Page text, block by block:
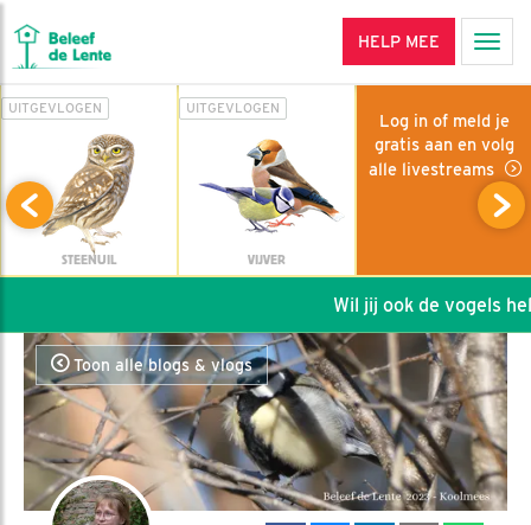
HELP MEE
UITGEVLOGEN
STEENUIL
UITGEVLOGEN
VIJVER
Log in of meld je
gratis aan en volg
alle livestreams
Wil jij ook de vogels
Toon alle blogs & vlogs